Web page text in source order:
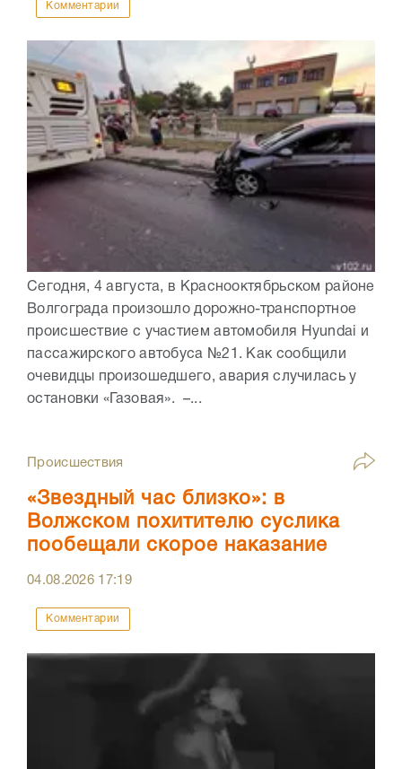
Комментарии
Сегодня, 4 августа, в Краснооктябрьском районе
Волгограда произошло дорожно-транспортное
происшествие с участием автомобиля Hyundai и
пассажирского автобуса №21. Как сообщили
очевидцы произошедшего, авария случилась у
остановки «Газовая». –...
Происшествия
«Звездный час близко»: в
Волжском похитителю суслика
пообещали скорое наказание
04.08.2026 17:19
Комментарии